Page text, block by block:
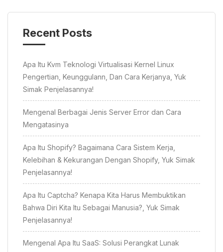
Recent Posts
Apa Itu Kvm Teknologi Virtualisasi Kernel Linux
Pengertian, Keunggulann, Dan Cara Kerjanya, Yuk
Simak Penjelasannya!
Mengenal Berbagai Jenis Server Error dan Cara
Mengatasinya
Apa Itu Shopify? Bagaimana Cara Sistem Kerja,
Kelebihan & Kekurangan Dengan Shopify, Yuk Simak
Penjelasannya!
Apa Itu Captcha? Kenapa Kita Harus Membuktikan
Bahwa Diri Kita Itu Sebagai Manusia?, Yuk Simak
Penjelasannya!
Mengenal Apa Itu SaaS: Solusi Perangkat Lunak